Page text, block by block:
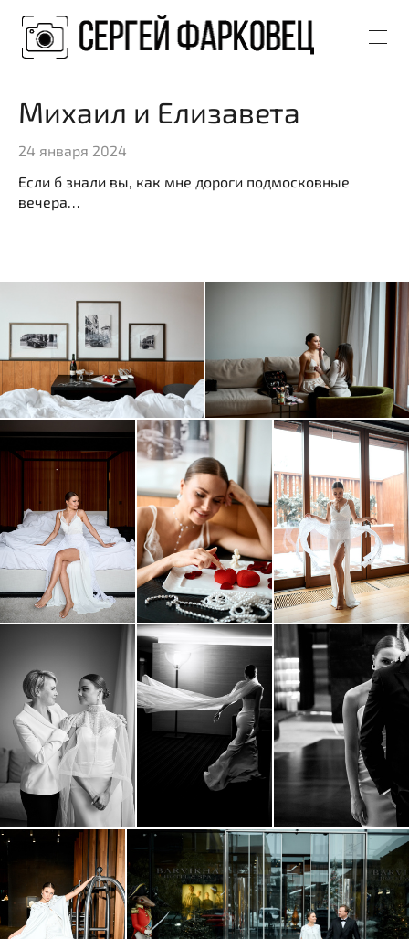
Михаил и Елизавета
24 января 2024
Если б знали вы, как мне дороги подмосковные
вечера…